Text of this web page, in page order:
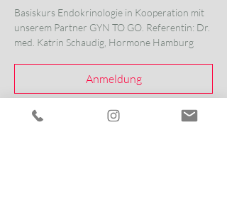
Basiskurs Endokrinologie in Kooperation mit
unserem Partner GYN TO GO. Referentin: Dr.
med. Katrin Schaudig, Hormone Hamburg
Anmeldung
Zeit & Ort